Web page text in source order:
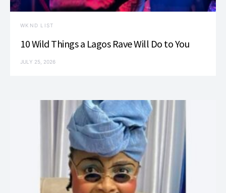
WKND LIST
10 Wild Things a Lagos Rave Will Do to You
JULY 25, 2026